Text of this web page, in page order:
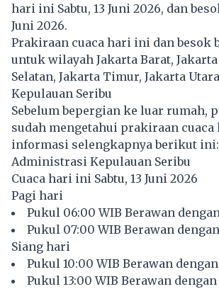
hari ini Sabtu, 13 Juni 2026, dan
Juni 2026.
Prakiraan cuaca hari ini dan besok
untuk wilayah Jakarta Barat, Jakarta
Selatan, Jakarta Timur, Jakarta
Kepulauan Seribu
Sebelum bepergian ke luar rumah,
sudah mengetahui prakiraan
informasi selengkapnya berikut ini:
Administrasi Kepulauan Seribu
Cuaca hari ini Sabtu, 13 Juni 2026
Pagi hari
Pukul 06:00 WIB Berawan
Pukul 07:00 WIB Berawan
Siang hari
Pukul 10:00 WIB Berawan dengan
Pukul 13:00 WIB Berawan dengan